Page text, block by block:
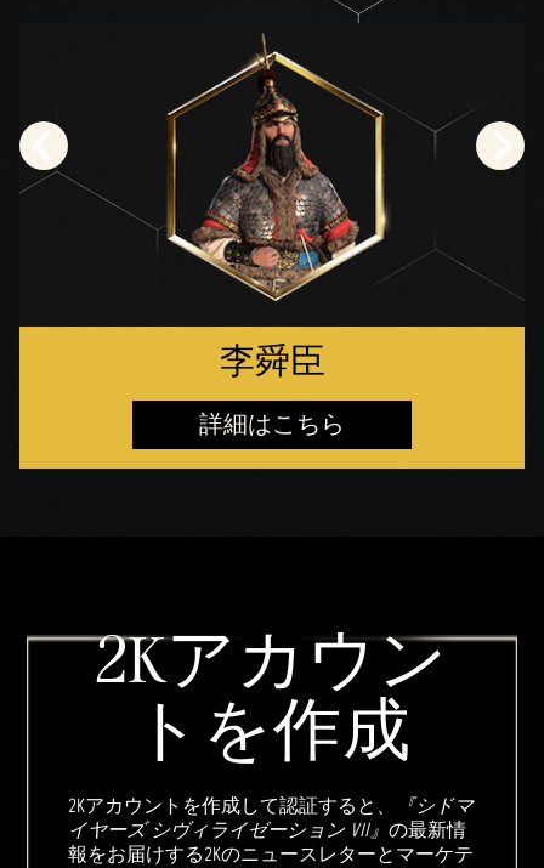
李舜臣
詳細はこちら
2Kアカウン
トを作成
2Kアカウントを作成して認証すると、
『シドマ
イヤーズ シヴィライゼーション VII』 の最新情
報をお届けする2Kのニュースレターとマーケテ